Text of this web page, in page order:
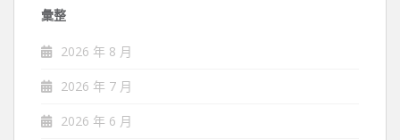
彙整
2026 年 8 月
2026 年 7 月
2026 年 6 月